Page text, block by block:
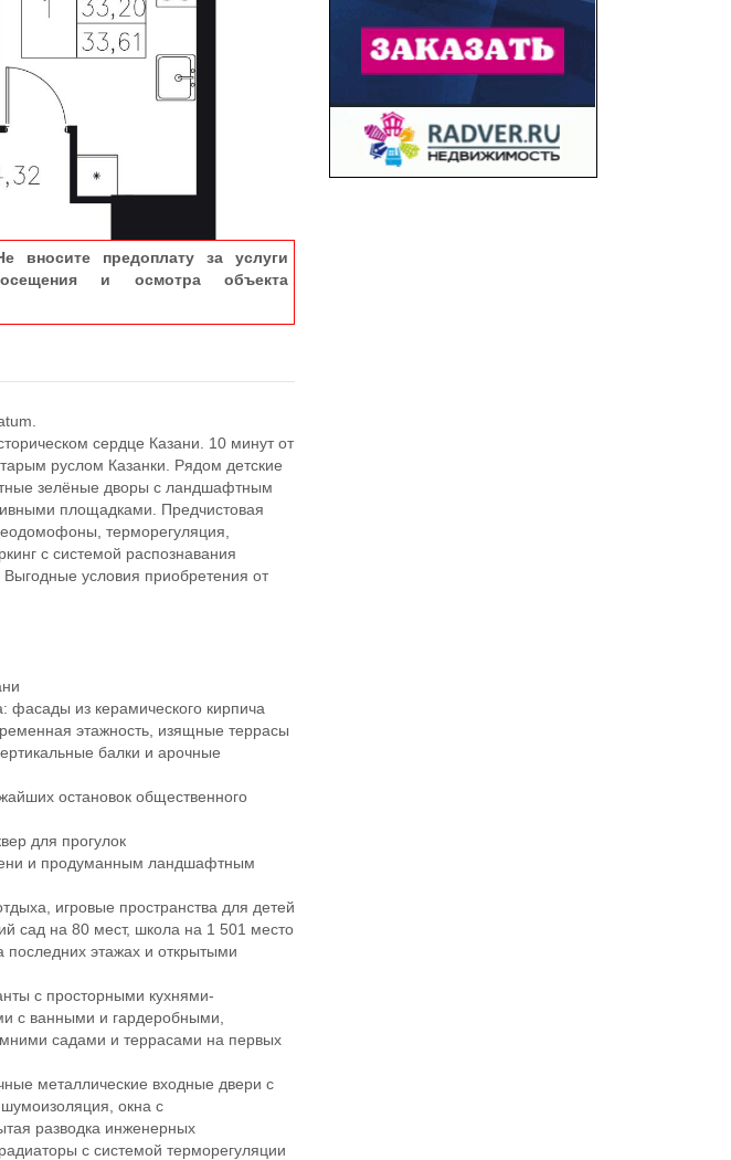
вносите предоплату за услуги
и осмотра объекта
сердце Казани. 10 минут от
руслом Казанки. Рядом детские
зелёные дворы с ландшафтным
площадками. Предчистовая
терморегуляция,
с системой распознавания
условия приобретения от
из керамического кирпича
этажность, изящные террасы
балки и арочные
остановок общественного
для прогулок
и продуманным ландшафтным
игровые пространства для детей
сад на 80 мест, школа на 1 501 место
этажах и открытыми
с просторными кухнями-
с ванными и гардеробными,
садами и террасами на первых
металлические входные двери с
окна с
разводка инженерных
с системой терморегуляции